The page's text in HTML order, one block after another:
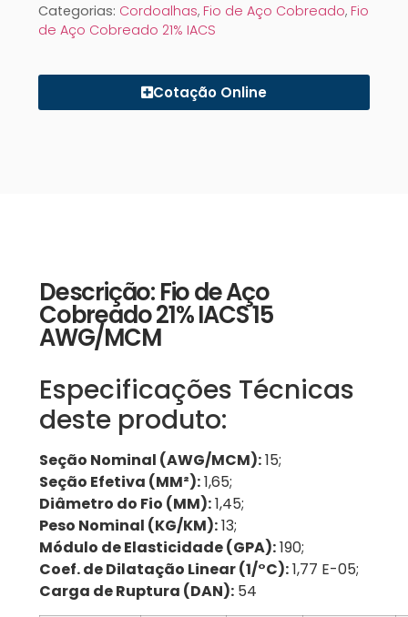
Categorias: Cordoalhas, Fio de Aço Cobreado, Fio
de Aço Cobreado 21% IACS
Cotação Online
Descrição: Fio de Aço
Cobreado 21% IACS 15
AWG/MCM
Especificações Técnicas
deste produto:
Seção Nominal (AWG/MCM):15;
Seção Efetiva (MM²):1,65;
Diâmetro do Fio (MM):1,45;
Peso Nominal (KG/KM):13;
Módulo de Elasticidade (GPA):190;
Coef. de Dilatação Linear (1/°C):1,77 E-05;
Carga de Ruptura (DAN): 54